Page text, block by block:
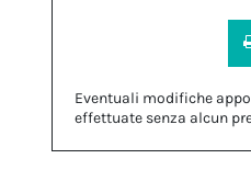
Eventuali modifiche
effettuate senza alcun